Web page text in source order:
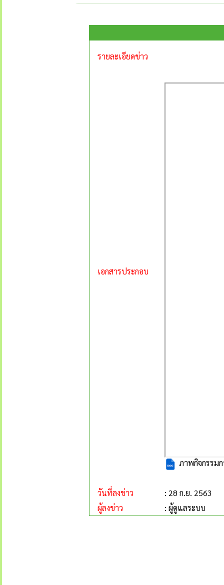
รายละเอียดข่าว
เอกสารประกอบ
ภาพกิจกรรม
วันที่ลงข่าว
: 28 ก.ย. 2563
ผู้ลงข่าว
: ผู้ดูแลระบบ